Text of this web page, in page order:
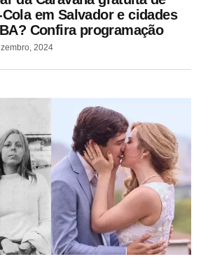
em Salvador e cidades
Confira programação
2024